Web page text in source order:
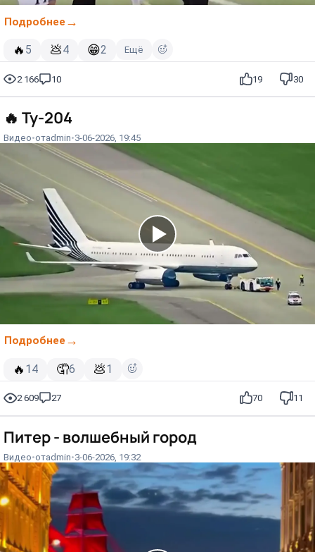
Подробнее
🔥 5 💩4 😁2 Ещё
2 166 10 19 30
🔥 Ту-204
Видео отadmin 3-06-2026, 19:45
Подробнее
🔥 14 🤦6 💩1
2 609 27 70 11
Питер - волшебный город⁠⁠
Видео отadmin 3-06-2026, 19:32